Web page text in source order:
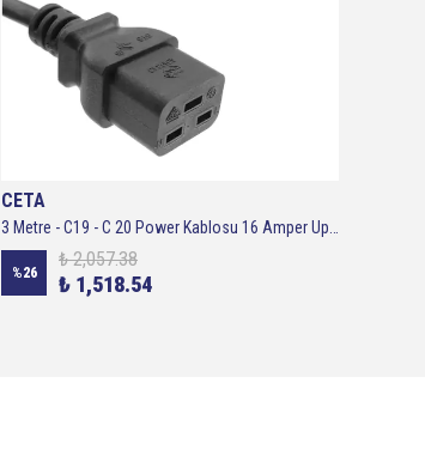
CETA
3 Metre - C19 - C 20 Power Kablosu 16 Amper Ups Kablosu 3x1,5
%26
₺ 2,057.38
₺ 1,518.54